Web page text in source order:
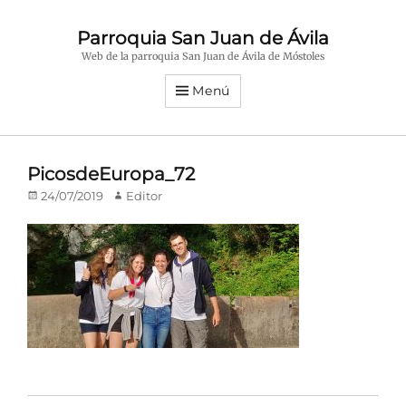
Parroquia San Juan de Ávila
Web de la parroquia San Juan de Ávila de Móstoles
Menú
PicosdeEuropa_72
Publicado
24/07/2019 Autor
Editor